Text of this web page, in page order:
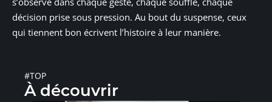
décision prise sous pression. Au bout du suspense, ceux
qui tiennent bon écrivent l’histoire à leur manière.
#TOP
À découvrir